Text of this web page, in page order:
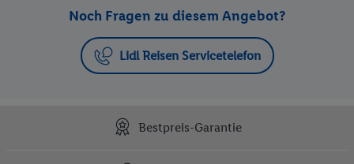
Noch Fragen zu diesem Angebot?
Lidl Reisen Servicetelefon
Bestpreis-Garantie